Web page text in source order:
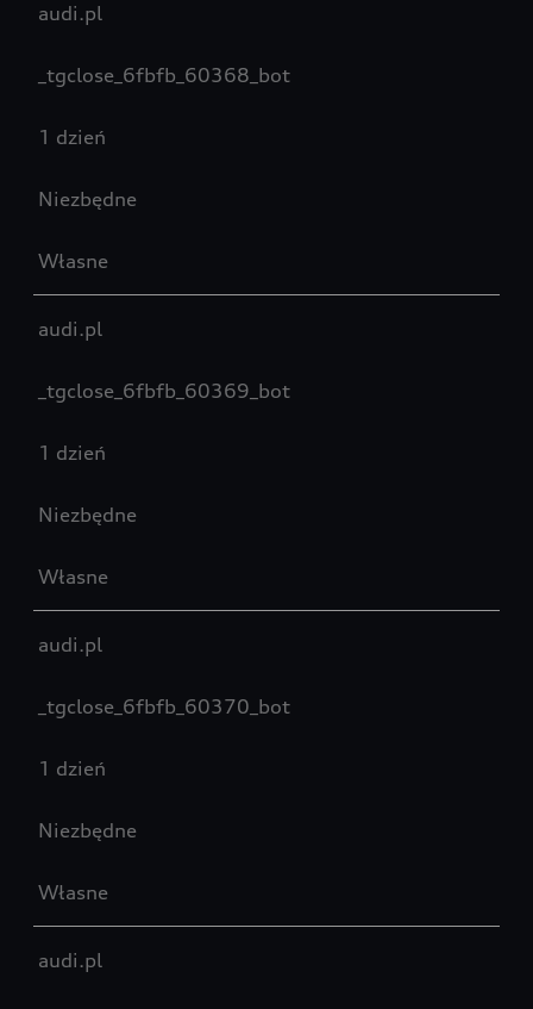
audi.pl
_tgclose_6fbfb_60368_bot
1 dzień
Niezbędne
Własne
audi.pl
_tgclose_6fbfb_60369_bot
1 dzień
Niezbędne
Własne
audi.pl
_tgclose_6fbfb_60370_bot
1 dzień
Niezbędne
Własne
audi.pl